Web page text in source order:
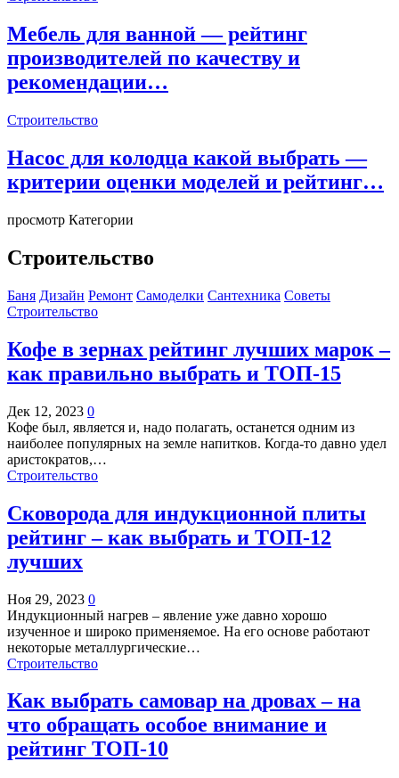
Мебель для ванной — рейтинг
производителей по качеству и
рекомендации…
Строительство
Насос для колодца какой выбрать —
критерии оценки моделей и рейтинг…
просмотр Категории
Строительство
Баня Дизайн Ремонт Самоделки Сантехника Советы
Строительство
Кофе в зернах рейтинг лучших марок –
как правильно выбрать и ТОП-15
Дек 12, 2023 0
Кофе был, является и, надо полагать, останется одним из
наиболее популярных на земле напитков. Когда-то давно удел
аристократов,…
Строительство
Сковорода для индукционной плиты
рейтинг – как выбрать и ТОП-12
лучших
Ноя 29, 2023 0
Индукционный нагрев – явление уже давно хорошо
изученное и широко применяемое. На его основе работают
некоторые металлургические…
Строительство
Как выбрать самовар на дровах – на
что обращать особое внимание и
рейтинг ТОП-10